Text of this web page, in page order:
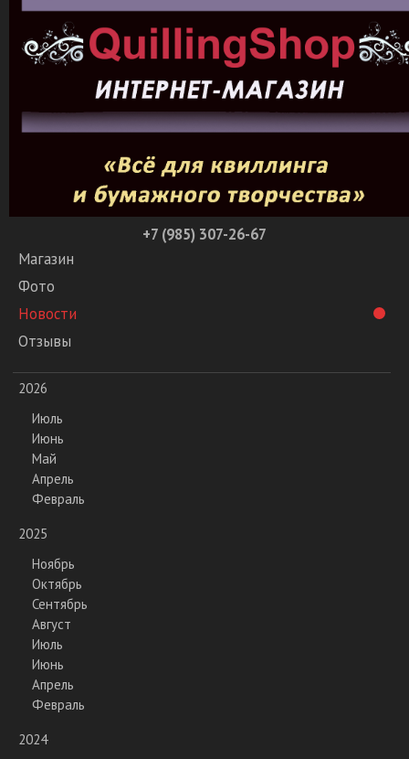
+7 (985) 307-26-67
Магазин
Фото
Новости
Отзывы
2026
Июль
Июнь
Май
Апрель
Февраль
2025
Ноябрь
Октябрь
Сентябрь
Август
Июль
Июнь
Апрель
Февраль
2024